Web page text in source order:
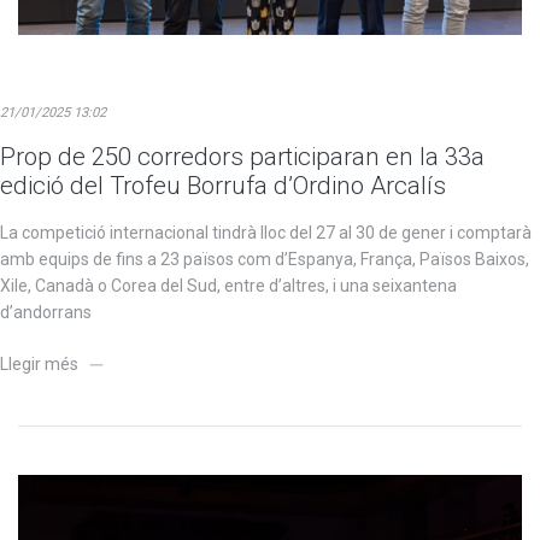
21/01/2025 13:02
Prop de 250 corredors participaran en la 33a
edició del Trofeu Borrufa d’Ordino Arcalís
La competició internacional tindrà lloc del 27 al 30 de gener i comptarà
amb equips de fins a 23 països com d’Espanya, França, Països Baixos,
Xile, Canadà o Corea del Sud, entre d’altres, i una seixantena
d’andorrans
Llegir més